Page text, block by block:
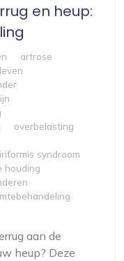
en heup:
artrose
overbelasting
syndroom
houding
aan de
heup? Deze